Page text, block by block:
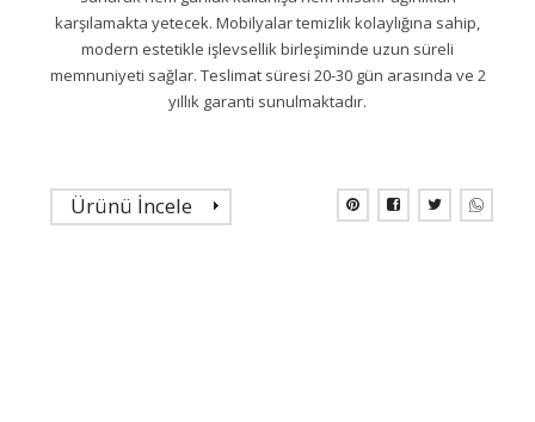
karşılamakta yetecek. Mobilyalar temizlik kolaylığına sahip,
modern estetikle işlevsellik birleşiminde uzun süreli
memnuniyeti sağlar. Teslimat süresi 20-30 gün arasında ve 2
yıllık garanti sunulmaktadır.
Ürünü İncele